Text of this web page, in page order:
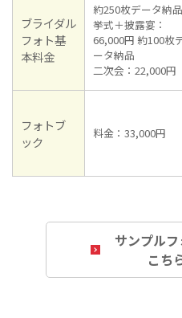
ブライダル
フォト基
本料金
約250枚データ納品
挙式＋披露宴：
66,000円 約100枚
ータ納品
二次会：22,000円
フォトブ
ック
料金：33,000円
サンプル
こち